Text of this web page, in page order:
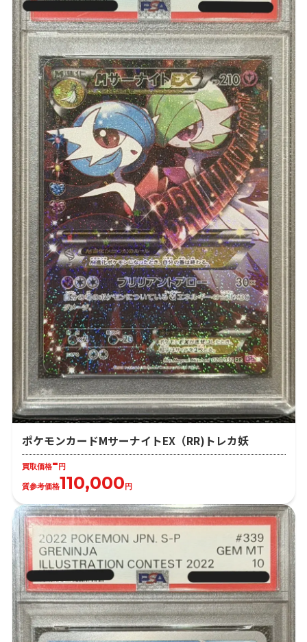
ポケモンカードMサーナイトEX（RR)トレカ妖
買取価格-円
質参考価格110,000円